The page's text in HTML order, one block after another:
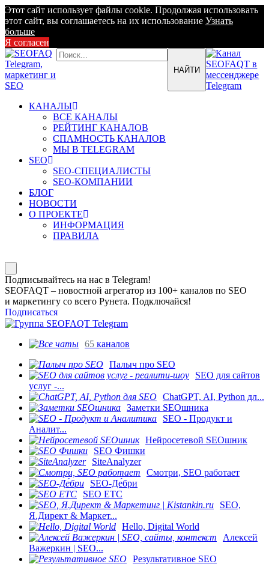
Этот сайт использует файлы cookie. Продолжая использовать
этот сайт, вы соглашаетесь на их использование Узнать
больше
Я согласен
КАНАЛЫ
ВСЕ КАНАЛЫ
РЕЙТИНГ КАНАЛОВ
СПАМНОСТЬ КАНАЛОВ
МЫ В TELEGRAM
SEO
SEO-СПЕЦИАЛИСТЫ
SEO-КОМПАНИИ
БЛОГ
НОВОСТИ
О ПРОЕКТЕ
ИНФОРМАЦИЯ
ПРАВИЛА
Подписывайтесь на нас в Telegram!
SEOFAQT – новостной агрегатор из 100+ каналов по SEO
и маркетингу со всего Рунета. Подключайся!
Подписаться
65 каналов
Палыч про SEO
SEO для сайтов
услуг -...
ChatGPT, AI, Python дл...
Заметки SEOшника
SEO - Продукт и
Аналит...
Нейросетевой SEOшник
SEO Фишки
SiteAnalyzer
Смотри, SEO работает
SEO-Де́бри
SEO ETC
SEO,
Я.Директ & Маркет...
Hello, Digital World
Алексей
Важеркин | SEO...
Результативное SEO